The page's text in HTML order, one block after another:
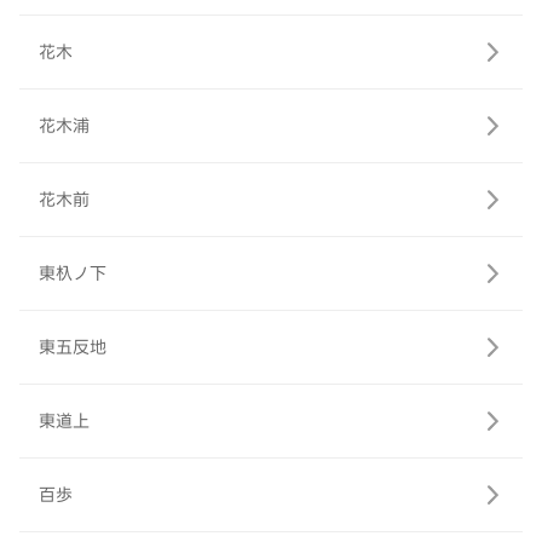
花木
花木浦
花木前
東杁ノ下
東五反地
東道上
百歩